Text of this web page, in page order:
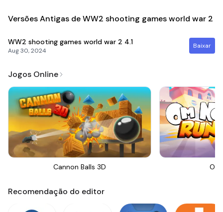
Versões Antigas de WW2 shooting games world war 2
WW2 shooting games world war 2 4.1
Aug 30, 2024
Baixar
Jogos Online
Cannon Balls 3D Om
Recomendação do editor